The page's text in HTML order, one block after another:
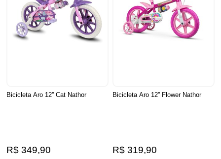
Bicicleta Aro 12'' Cat Nathor
R$ 349,90
Bicicleta Aro 12'' Flower Nathor
R$ 319,90